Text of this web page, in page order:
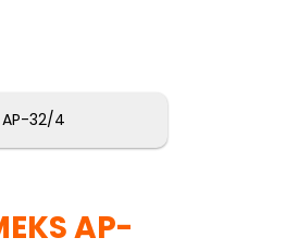
32/4
AP-